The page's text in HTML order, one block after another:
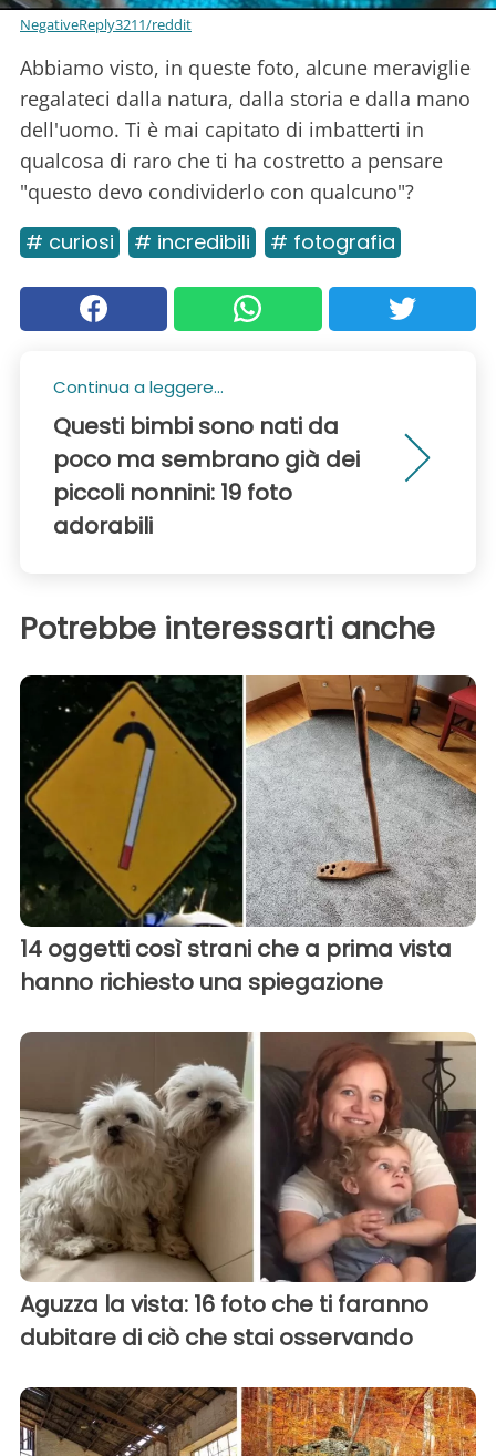
NegativeReply3211/reddit
Abbiamo visto, in queste foto, alcune meraviglie
regalateci dalla natura, dalla storia e dalla mano
dell'uomo. Ti è mai capitato di imbatterti in
qualcosa di raro che ti ha costretto a pensare
"questo devo condividerlo con qualcuno"?
# curiosi # incredibili # fotografia
Continua a leggere...
Questi bimbi sono nati da
poco ma sembrano già dei
piccoli nonnini: 19 foto
adorabili
Potrebbe interessarti anche
14 oggetti così strani che a prima vista
hanno richiesto una spiegazione
Aguzza la vista: 16 foto che ti faranno
dubitare di ciò che stai osservando